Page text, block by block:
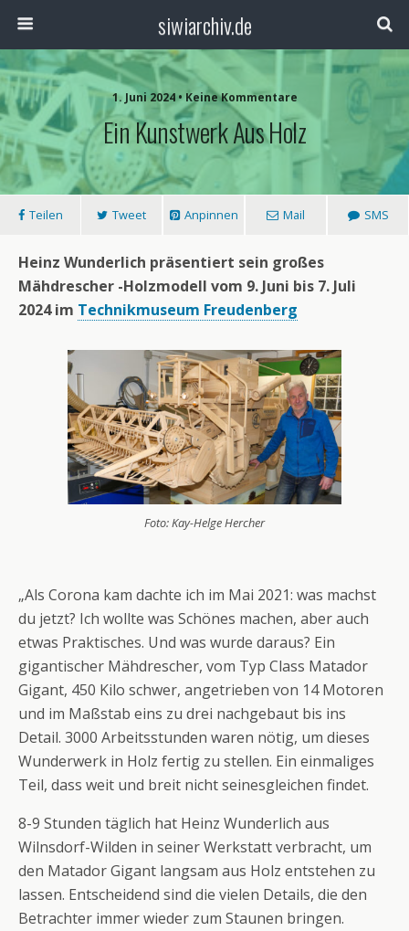
siwiarchiv.de
1. Juni 2024 • Keine Kommentare
Ein Kunstwerk Aus Holz
Teilen Tweet Anpinnen Mail SMS
Heinz Wunderlich präsentiert sein großes
Mähdrescher -Holzmodell vom 9. Juni bis 7. Juli
2024 im Technikmuseum Freudenberg
Foto: Kay-Helge Hercher
„Als Corona kam dachte ich im Mai 2021: was machst
du jetzt? Ich wollte was Schönes machen, aber auch
etwas Praktisches. Und was wurde daraus? Ein
gigantischer Mähdrescher, vom Typ Class Matador
Gigant, 450 Kilo schwer, angetrieben von 14 Motoren
und im Maßstab eins zu drei nachgebaut bis ins
Detail. 3000 Arbeitsstunden waren nötig, um dieses
Wunderwerk in Holz fertig zu stellen. Ein einmaliges
Teil, dass weit und breit nicht seinesgleichen findet.
8-9 Stunden täglich hat Heinz Wunderlich aus
Wilnsdorf-Wilden in seiner Werkstatt verbracht, um
den Matador Gigant langsam aus Holz entstehen zu
lassen. Entscheidend sind die vielen Details, die den
Betrachter immer wieder zum Staunen bringen.